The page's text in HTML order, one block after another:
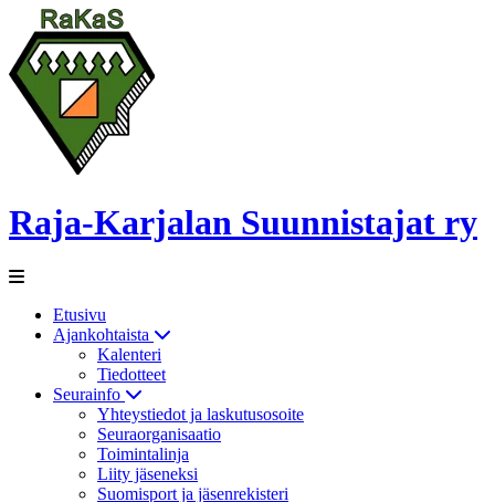
Raja-Karjalan Suunnistajat ry
Etusivu
Ajankohtaista
Kalenteri
Tiedotteet
Seurainfo
Yhteystiedot ja laskutusosoite
Seuraorganisaatio
Toimintalinja
Liity jäseneksi
Suomisport ja jäsenrekisteri